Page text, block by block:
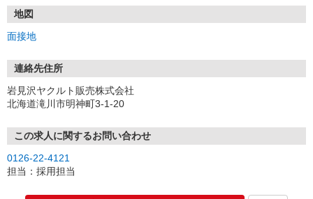
地図
面接地
連絡先住所
岩見沢ヤクルト販売株式会社
北海道滝川市明神町3-1-20
この求人に関するお問い合わせ
0126-22-4121
担当：採用担当